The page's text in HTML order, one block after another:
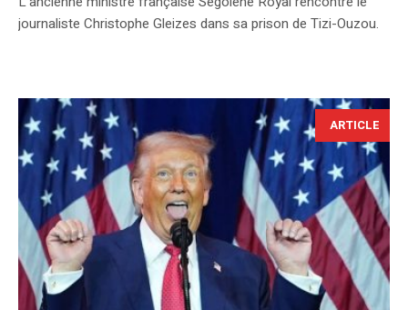
journaliste Christophe Gleizes dans sa prison de Tizi-Ouzou.
ARTICLE